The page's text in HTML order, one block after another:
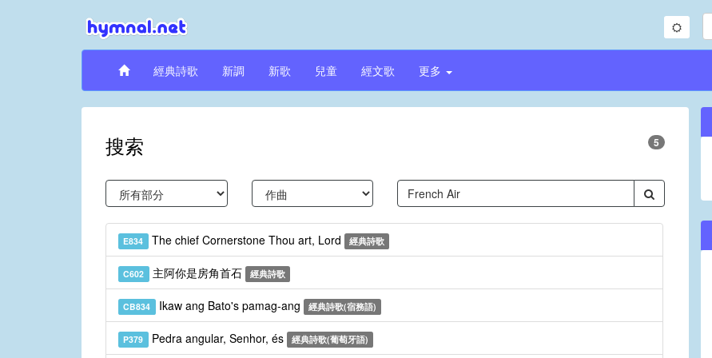
經典詩歌 新調 新歌 兒童 經文歌 更多
搜索 5
E834 The chief Cornerstone Thou art, Lord 經典詩歌
C602 主阿你是房角首石 經典詩歌
CB834 Ikaw ang Bato's pamag-ang 經典詩歌(宿務語)
P379 Pedra angular, Senhor, és 經典詩歌(葡萄牙語)